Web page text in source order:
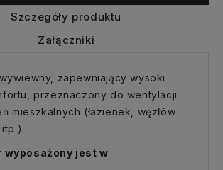
Szczegóły produktu
Załączniki
zapewniający wysoki
przeznaczony do wentylacji
mieszkalnych (łazienek, węzłów
wyposażony jest w